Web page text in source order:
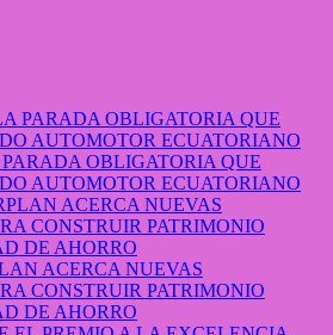
OBLIGATORIA QUE
AUTOMOTOR ECUATORIANO
ACERCA NUEVAS
CONSTRUIR PATRIMONIO
DE AHORRO